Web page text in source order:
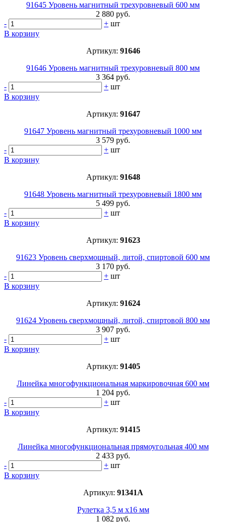
91645 Уровень магнитный трехуровневый 600 мм
2 880 руб.
-
+ шт
В корзину
Артикул: 91646
91646 Уровень магнитный трехуровневый 800 мм
3 364 руб.
-
+ шт
В корзину
Артикул: 91647
91647 Уровень магнитный трехуровневый 1000 мм
3 579 руб.
-
+ шт
В корзину
Артикул: 91648
91648 Уровень магнитный трехуровневый 1800 мм
5 499 руб.
-
+ шт
В корзину
Артикул: 91623
91623 Уровень сверхмощный, литой, спиртовой 600 мм
3 170 руб.
-
+ шт
В корзину
Артикул: 91624
91624 Уровень сверхмощный, литой, спиртовой 800 мм
3 907 руб.
-
+ шт
В корзину
Артикул: 91405
Линейка многофункциональная маркировочная 600 мм
1 204 руб.
-
+ шт
В корзину
Артикул: 91415
Линейка многофункциональная прямоугольная 400 мм
2 433 руб.
-
+ шт
В корзину
Артикул: 91341A
Рулетка 3,5 м х16 мм
1 082 руб.